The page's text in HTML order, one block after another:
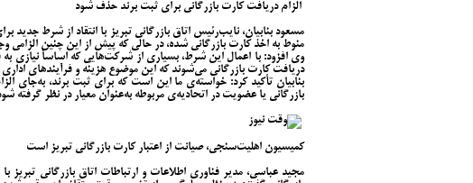
الزام دریافت کارت بازرگانی برای ثبت برند حذف شود
مسعود بنابیان، نایب‌رئیس اتاق بازرگانی تبریز با انتقاد از شرط جدید
منوط به اخذ کارت بازرگانی شده، در حالی که پیش از این چنین الزامی
وی افزود: با اعمال این شرط، بسیاری از شرکت‌هایی که اساساً نیازی به
دریافت کارت بازرگانی می‌شوند که این موضوع هزینه و فرآیندهای
بنابیان تأکید کرد: خواسته‌ی ما این است که برای ثبت برند، به‌جای
بازرگانی یا عضویت در اتحادیه‌ی مربوطه به‌عنوان معیار در نظر گرفته
کمیسیون اهلیت‌سنجی، صیانت از اعتبار کارت بازرگانی تبریز است
مجید عباسی، مدیر فناوری اطلاعات و ارتباطات اتاق بازرگانی